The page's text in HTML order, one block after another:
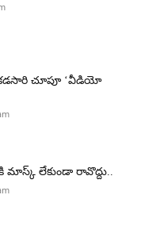
కడసారి చూపూ ‘వీడియో
మాస్క్ లేకుండా రావొద్దు..